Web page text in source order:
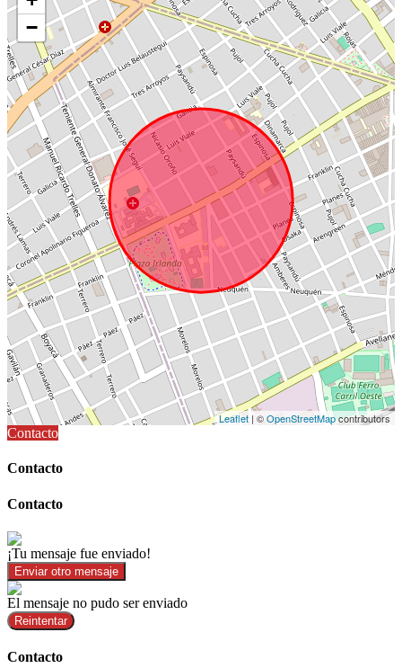
−
Leaflet | ©OpenStreetMapcontributors
Contacto
Contacto
Contacto
¡Tu mensaje fue enviado!
Enviar otro mensaje
El mensaje no pudo ser enviado
Reintentar
Contacto